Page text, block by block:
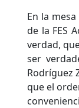
En la
de la FES
verdad,
ser
Rodríguez
que el